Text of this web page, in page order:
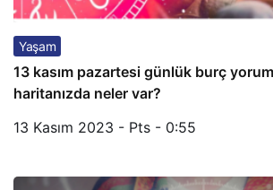
Yaşam
13 kasım pazartesi günlük burç
haritanızda neler var?
13 Kasım 2023 - Pts - 0:55